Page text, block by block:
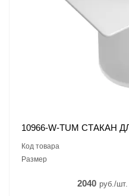
10966-W-TUM СТАКАН
Код товара
Размер
2040 руб./шт.